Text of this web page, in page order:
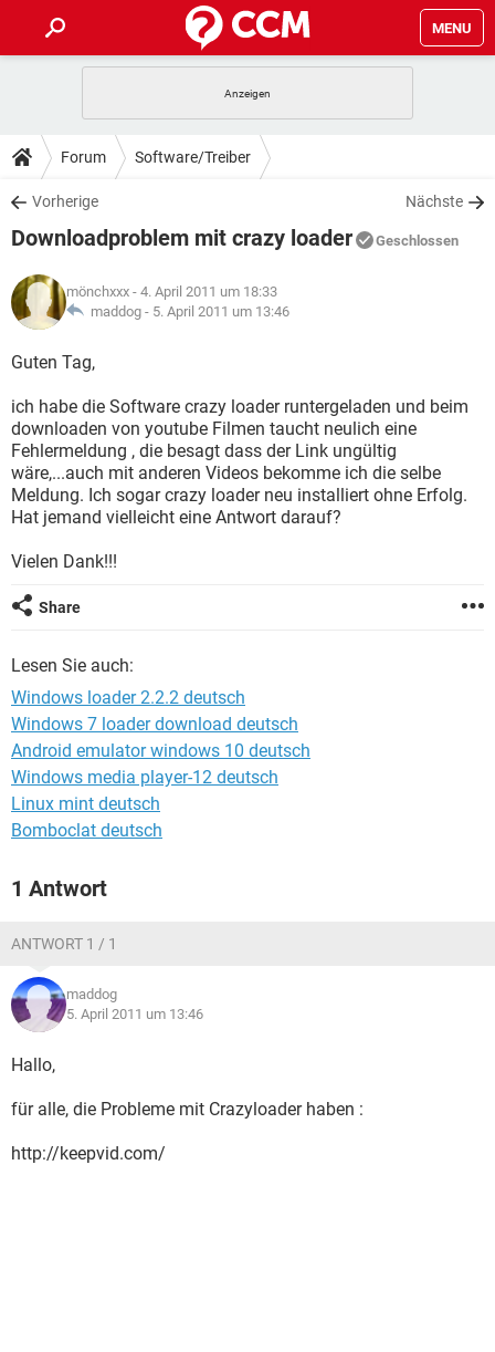
MENU
ANDROID IOS
WINDOWS 10
WHATSAPP TIKTOK
FACEBOOK
TIPPS & TRICKS
SPIELE
WHATSAPP TIKTOK
FACEBOOK
DOWNLOADS
SPIELE STREAMING
ANDROID
WINDOWS 10 INSTAGRAM
WHATSAPP
SPIELE STREAMING
ANDROID
WINDOWS 10
WHATSAPP TIKTOK
FACEBOOK HARDWARE
LEXIKON
SPIELE
WINDOWS 10 INSTAGRAM
WHATSAPP TIKTOK
FACEBOOK HARDWARE
Forum Software/Treiber
Vorherige Nächste
Downloadproblem mit crazy loader Geschlossen
mönchxxx - 4. April 2011 um 18:33
maddog - 5. April 2011 um 13:46
Guten Tag,
ich habe die Software crazy loader runtergeladen und beim
downloaden von youtube Filmen taucht neulich eine
Fehlermeldung , die besagt dass der Link ungültig
wäre,...auch mit anderen Videos bekomme ich die selbe
Meldung. Ich sogar crazy loader neu installiert ohne Erfolg.
Hat jemand vielleicht eine Antwort darauf?
Vielen Dank!!!
Share
Lesen Sie auch:
Windows loader 2.2.2 deutsch
Windows 7 loader download deutsch
Android emulator windows 10 deutsch
Windows media player-12 deutsch
Linux mint deutsch
Bomboclat deutsch
1 Antwort
ANTWORT 1 / 1
maddog
5. April 2011 um 13:46
Hallo,
für alle, die Probleme mit Crazyloader haben :
http://keepvid.com/